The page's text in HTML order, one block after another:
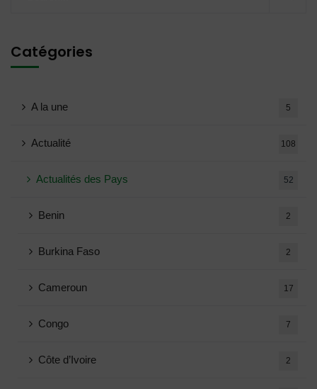
Catégories
A la une 5
Actualité 108
Actualités des Pays 52
Benin 2
Burkina Faso 2
Cameroun 17
Congo 7
Côte d’Ivoire 2